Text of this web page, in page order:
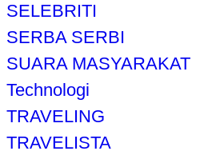
SELEBRITI
SERBA SERBI
SUARA MASYARAKAT
Technologi
TRAVELING
TRAVELISTA